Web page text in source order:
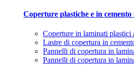
Coperture plastiche e in
Coperture in laminati plastici
Lastre di copertura in
Pannelli di copertura in
Pannelli di copertura in